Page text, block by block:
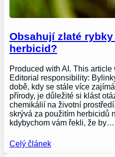
Obsahují zlaté
herbicid?
Produced with AI. This
Editorial responsibility:
době, kdy se stále více
přírody, je důležité si klást
chemikálií na životní
skrývá za použitím herbicidů
kdybychom vám řekli, že by…
Celý článek